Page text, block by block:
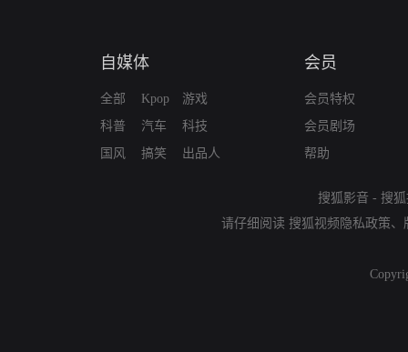
自媒体
全部
科普
国风
Kpop
汽车
搞笑
游戏
科技
出品人
会员
会员特权
会员剧场
帮助
搜狐影音 - 搜
请仔细阅读 搜狐视频隐私政策、